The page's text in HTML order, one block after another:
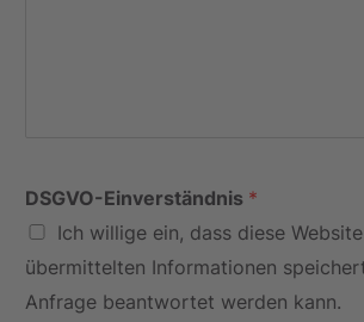
DSGVO-Einverständnis *
Ich willige ein, dass diese
übermittelten Informationen
Anfrage beantwortet werden kann.